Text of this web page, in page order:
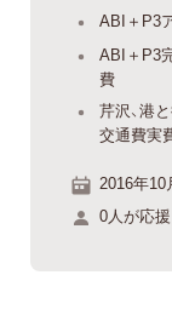
ABI＋P3
ABI＋P3
費
芹沢、港
交通費実
2016年10
0人が応援